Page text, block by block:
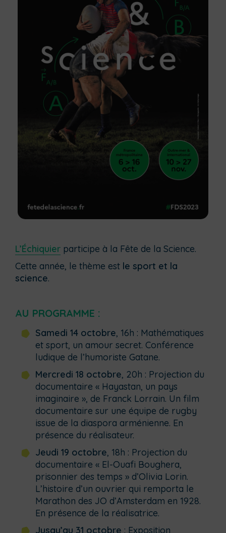
L’Échiquier participe à la Fête de la Science.
Cette année, le thème est le sport et la
science.
AU PROGRAMME :
Samedi 14 octobre, 16h : Mathématiques
et sport, un amour secret. Conférence
ludique de l’humoriste Gatane.
Mercredi 18 octobre, 20h : Projection du
documentaire « Hayastan, un pays
imaginaire », de Franck Lorrain. Un film
documentaire sur une équipe de rugby
issue de la diaspora arménienne. En
présence du réalisateur.
Jeudi 19 octobre, 18h : Projection du
documentaire « El-Ouafi Boughera,
prisonnier des temps » d’Olivia Lorin.
L’histoire d’un ouvrier qui remporta le
Marathon des JO d’Amsterdam en 1928.
En présence de la réalisatrice.
Jusqu’au 31 octobre : Exposition